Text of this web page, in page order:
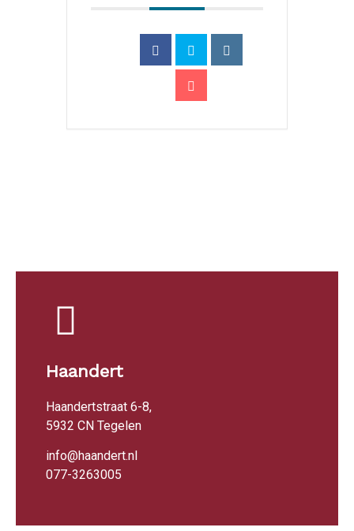
Haandert
Haandertstraat 6-8,
5932 CN Tegelen
info@haandert.nl
077-3263005